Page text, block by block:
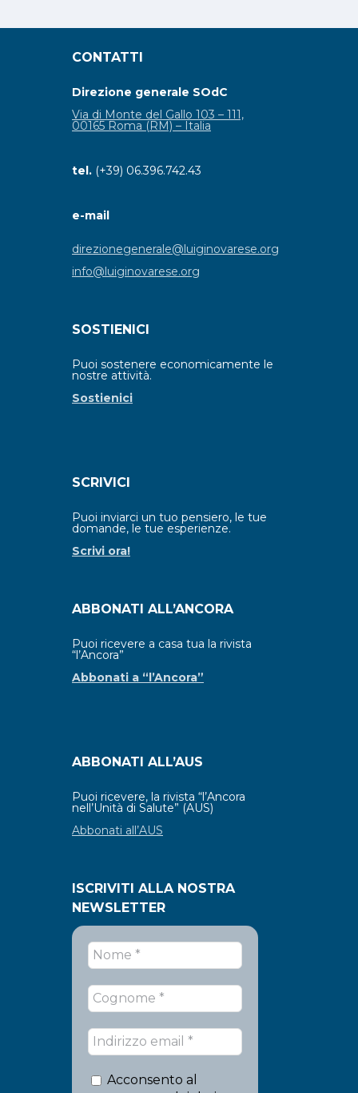
CONTATTI
Direzione generale SOdC
Via di Monte del Gallo 103 – 111,
00165 Roma (RM) – Italia
tel. (+39) 06.396.742.43
e-mail
direzionegenerale@luiginovarese.org
info@luiginovarese.org
SOSTIENICI
Puoi sostenere economicamente le
nostre attività.
Sostienici
SCRIVICI
Puoi inviarci un tuo pensiero, le tue
domande, le tue esperienze.
Scrivi ora!
ABBONATI ALL’ANCORA
Puoi ricevere a casa tua la rivista
“l’Ancora”
Abbonati a “l’Ancora”
ABBONATI ALL’AUS
Puoi ricevere, la rivista “l’Ancora
nell’Unità di Salute” (AUS)
Abbonati all’AUS
ISCRIVITI ALLA NOSTRA
NEWSLETTER
Acconsento al